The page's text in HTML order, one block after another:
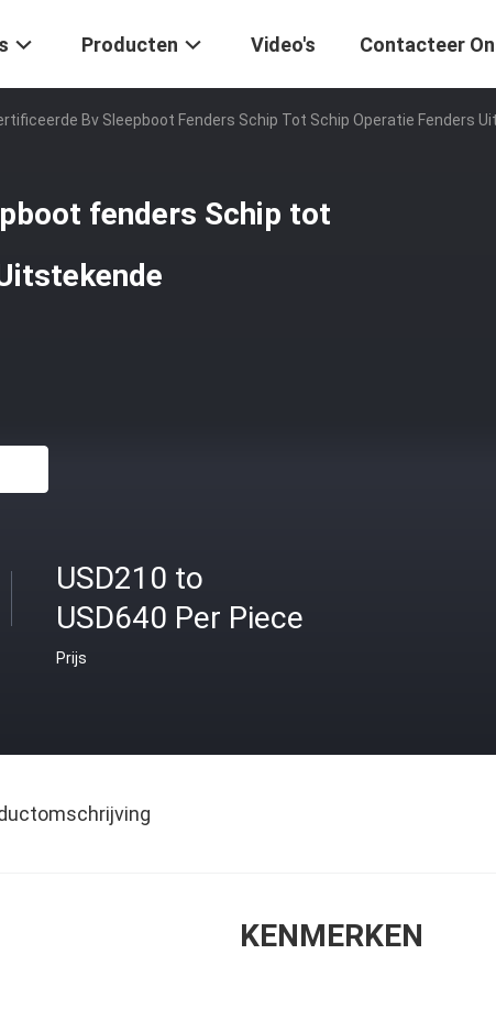
Producten Video's Contacteer
Bv Sleepboot Fenders Schip Tot Schip Operatie Fenders
fenders Schip tot
USD210 to
USD640 Per Piece
Prijs
KENMERKEN